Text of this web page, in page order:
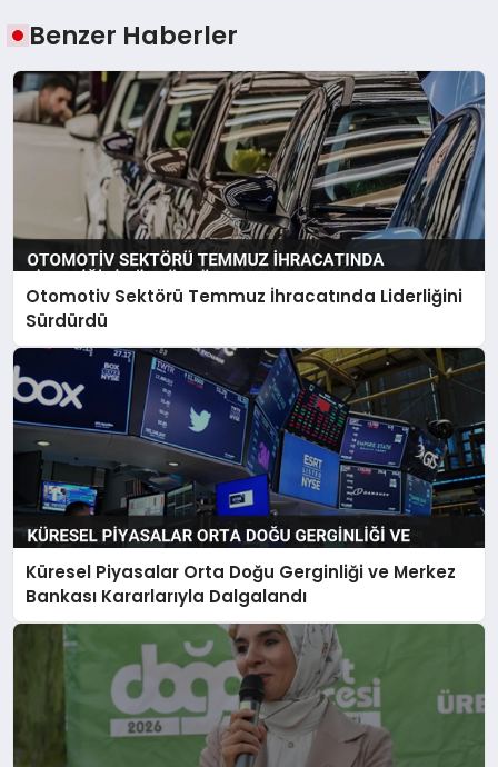
Benzer Haberler
Otomotiv Sektörü Temmuz İhracatında Liderliğini
Sürdürdü
Küresel Piyasalar Orta Doğu Gerginliği ve Merkez
Bankası Kararlarıyla Dalgalandı